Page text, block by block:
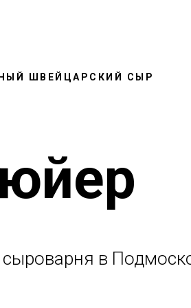
ШВЕЙЦАРСКИЙ СЫР
в